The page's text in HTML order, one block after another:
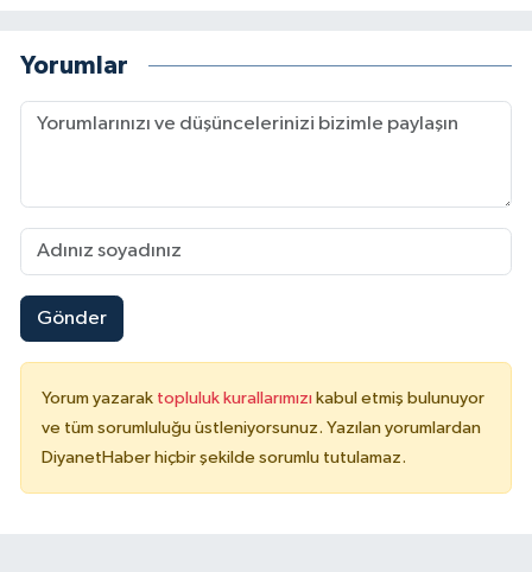
Yorumlar
Gönder
Yorum yazarak topluluk kurallarımızı kabul etmiş bulunuyor
ve tüm sorumluluğu üstleniyorsunuz. Yazılan yorumlardan
DiyanetHaber hiçbir şekilde sorumlu tutulamaz.
Zonguldak Müftülüğü